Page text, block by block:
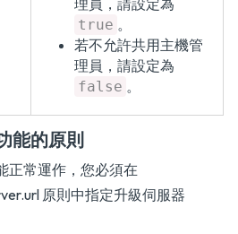
理員，請設定為
true 。
若不允許共用主機管
理員，請設定為
false 。
能的原則
正常運作，您必須在
原則中指定升級伺服器